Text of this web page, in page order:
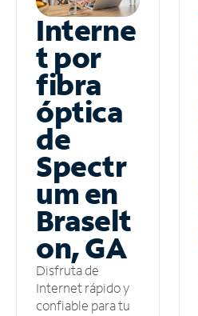
Interne
t por
fibra
óptica
de
Spectr
um en
Braselt
on, GA
Disfruta de
Internet rápido y
confiable para tu